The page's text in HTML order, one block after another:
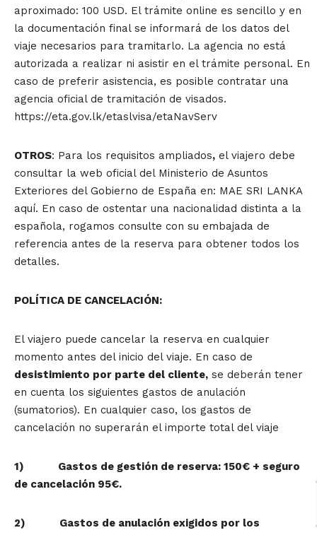
aproximado: 100 USD. El trámite online es sencillo y en
la documentación final se informará de los datos del
viaje necesarios para tramitarlo. La agencia no está
autorizada a realizar ni asistir en el trámite personal. En
caso de preferir asistencia, es posible contratar una
agencia oficial de tramitación de visados.
https://eta.gov.lk/etaslvisa/etaNavServ
OTROS: Para los requisitos ampliados, el viajero debe
consultar la web oficial del Ministerio de Asuntos
Exteriores del Gobierno de España en: MAE SRI LANKA
aquí. En caso de ostentar una nacionalidad distinta a la
española, rogamos consulte con su embajada de
referencia antes de la reserva para obtener todos los
detalles.
POLÍTICA DE CANCELACIÓN:
El viajero puede cancelar la reserva en cualquier
momento antes del inicio del viaje. En caso de
desistimiento por parte del cliente, se deberán tener
en cuenta los siguientes gastos de anulación
(sumatorios). En cualquier caso, los gastos de
cancelación no superarán el importe total del viaje
1) Gastos de gestión de reserva: 150€ + seguro
de cancelación 95€.
2) Gastos de anulación exigidos por los